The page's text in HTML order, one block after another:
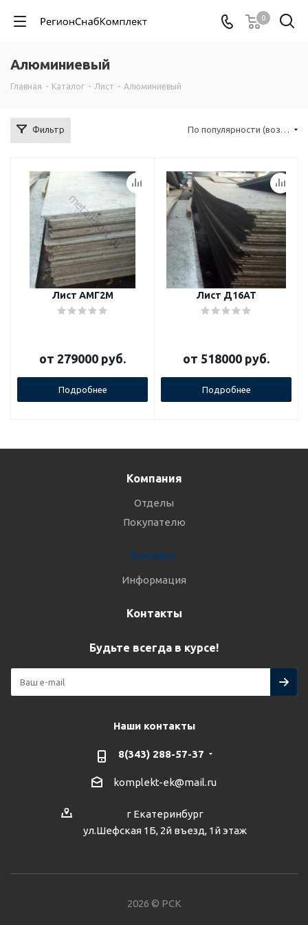
0
Алюминиевый
Главная - Каталог - Лист - Алюминиевый
Фильтр По популярности (возрастание)
Лист АМГ2М
от 279000 руб.
Подробнее
Лист Д16АТ
от 518000 руб.
Подробнее
Компания
Отделы
Покупателю
Каталог
Информация
Контакты
Будьте всегда в курсе!
Наши контакты
8(343) 288-57-37
komplekt-ek@mail.ru
г Екатеринбург
ул.Шефская 1Б, 2й въезд, 1й этаж
2026 © РСК